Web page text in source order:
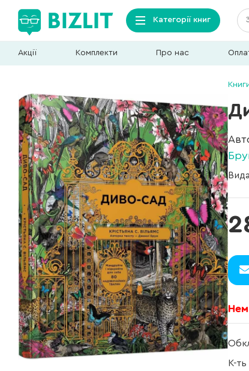
Категорії книг
Акції Комплекти Про нас
К-ть